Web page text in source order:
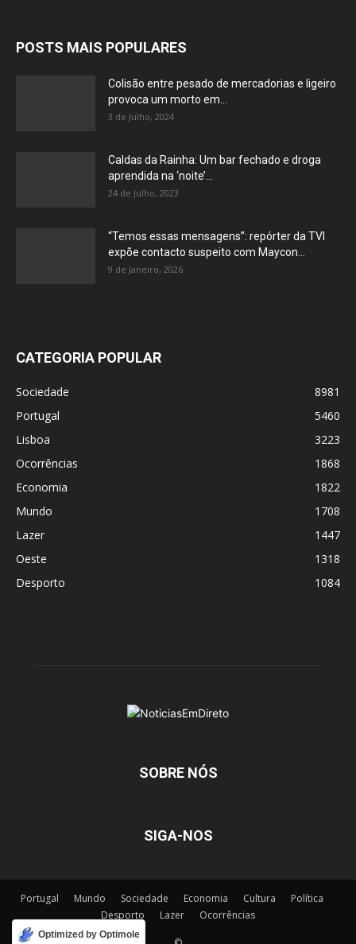
POSTS MAIS POPULARES
Colisão entre pesado de mercadorias e ligeiro
provoca um morto em...
3 de Julho, 2024
Caldas da Rainha: Um bar fechado e droga
aprendida na ‘noite’...
24 de Julho, 2023
“Temos essas mensagens”: repórter da TVI
expõe contacto suspeito com Maycon...
9 de Janeiro, 2026
CATEGORIA POPULAR
Sociedade
8981
Portugal
5460
Lisboa
3223
Ocorrências
1868
Economia
1822
Mundo
1708
Lazer
1447
Oeste
1318
Desporto
1084
SOBRE NÓS
SIGA-NOS
Portugal Mundo Sociedade Economia Cultura
Política
Desporto
Lazer Ocorrências
Optimized by Optimole